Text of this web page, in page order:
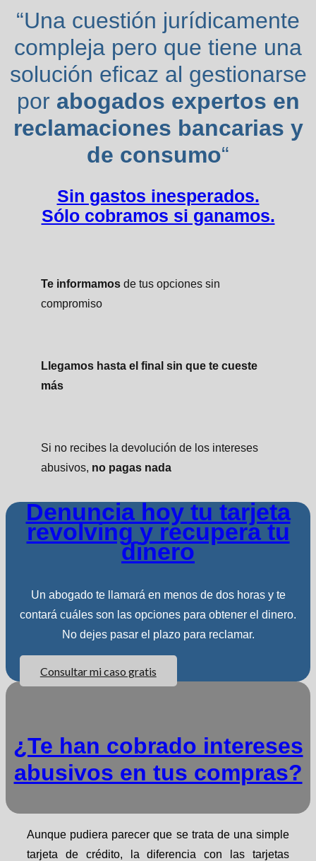
“Una cuestión jurídicamente
compleja pero que tiene una
solución eficaz al gestionarse
por abogados expertos en
reclamaciones bancarias y
de consumo“
Sin gastos inesperados.
Sólo cobramos si ganamos.
Te informamos de tus opciones sin
compromiso
Llegamos hasta el final sin que te cueste
más
Si no recibes la devolución de los intereses
abusivos, no pagas nada
Denuncia hoy tu tarjeta
revolving y recupera tu
dinero
Un abogado te llamará en menos de dos horas y te
contará cuáles son las opciones para obtener el dinero.
No dejes pasar el plazo para reclamar.
Consultar mi caso gratis
¿Te han cobrado intereses
abusivos en tus compras?
Aunque pudiera parecer que se trata de una simple
tarjeta de crédito, la diferencia con las tarjetas